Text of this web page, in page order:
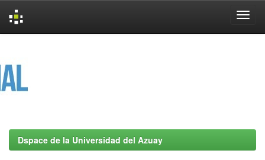
Dspace de la Universidad del Azuay